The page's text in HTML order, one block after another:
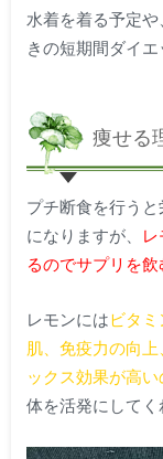
水着を着る予定
きの短期間ダイエ
痩せる
プチ断食を行う
になりますが、
るのでサプリを飲
レモンにはビタミ
肌、免疫力の向
ックス効果が高
体を活発にしてく